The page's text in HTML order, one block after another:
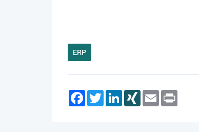
ERP
FacebookTwitterLinkedInXING Email